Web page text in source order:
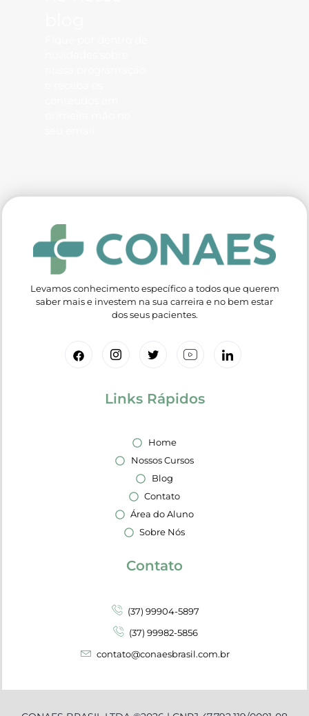
Levamos conhecimento específico a todos que querem
saber mais e investem na sua carreira e no bem estar
dos seus pacientes.
Links Rápidos
Home
Nossos Cursos
Blog
Contato
Área do Aluno
Sobre Nós
Contato
(37) 99904-5897
(37) 99982-5856
contato@conaesbrasil.com.br